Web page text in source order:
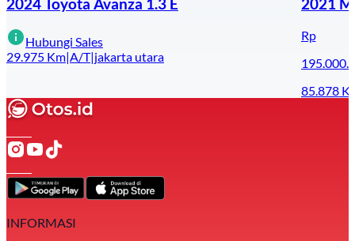
2024 Toyota Avanza 1.3 E
Hubungi Sales
29.975 Km|A/T|jakarta utara
2021
Rp
85.878
INFORMASI